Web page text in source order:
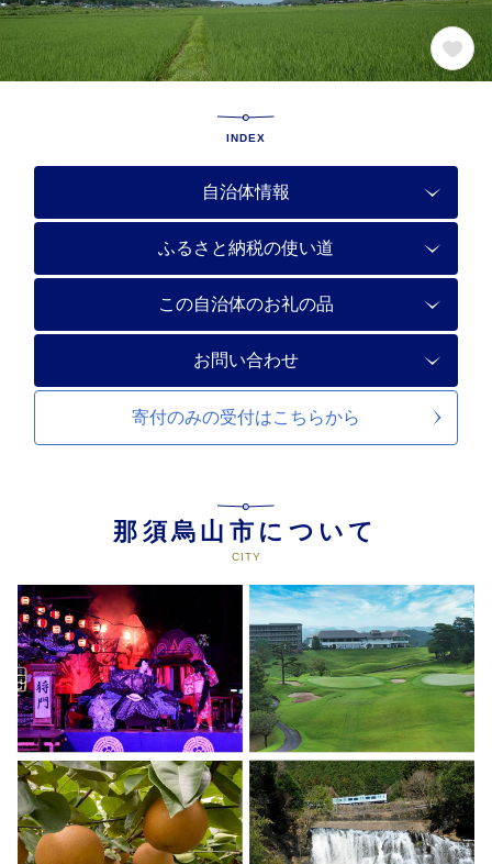
INDEX
自治体情報
ふるさと納税の使い道
この自治体のお礼の品
お問い合わせ
寄付のみの受付はこちらから
那須烏山市について